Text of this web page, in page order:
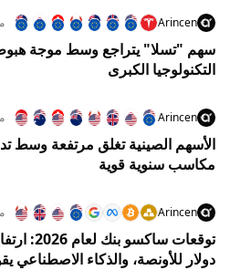
Arincen
سهم "تسلا" يتراجع وسط موجة
التكنولوجيا الكبرى
Arincen
الأسهم الصينية تغلق مرتفعة وسط
مكاسب سنوية قوية
Arincen
دولار للأونصة، والذكاء الاصطناعي